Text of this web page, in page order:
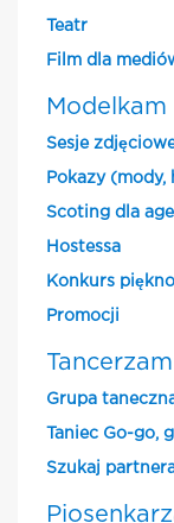
Teatr
Film dla
Modelkam
Sesje
Pokazy (mody,
Scoting dla
Hostessa
Konkurs
Promocji
Tancerzam
Grupa
Taniec Go-go,
Szukaj